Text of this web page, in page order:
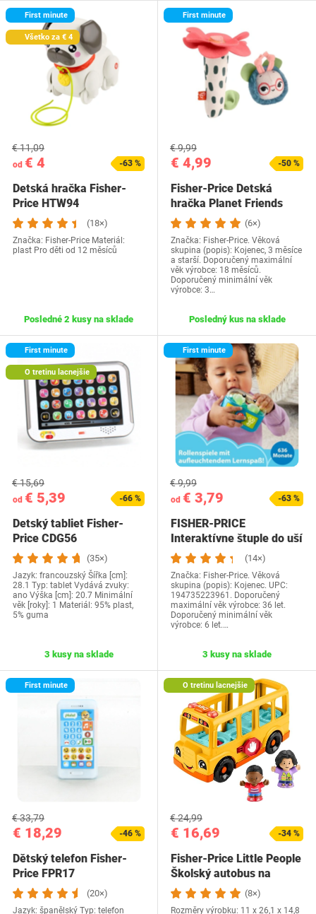
First minute
Všetko za € 4
od € 4
€ 11,09
-63 %
Detská hračka Fisher-
Price HTW94
(18×)
Značka: Fisher-Price Materiál:
plast Pro děti od 12 měsíců
Posledné 2 kusy na sklade
First minute
€ 4,99
€ 9,99
-50 %
Fisher-Price Detská
hračka Planet Friends
Senzorická…
(6×)
Značka: Fisher-Price. Věková
skupina (popis): Kojenec, 3 měsíce
a starší. Doporučený maximální
věk výrobce: 18 měsíců.
Doporučený minimální věk
výrobce: 3…
Posledný kus na sklade
First minute
O tretinu lacnejšie
od € 5,39
€ 15,69
-66 %
Detský tabliet Fisher-
Price CDG56
(35×)
Jazyk: francouzský Šířka [cm]:
28.1 Typ: tablet Vydává zvuky:
ano Výška [cm]: 20.7 Minimální
věk [roky]: 1 Materiál: 95% plast,
5% guma
3 kusy na sklade
First minute
od € 3,79
€ 9,99
-63 %
FISHER-PRICE
Interaktívne štuple do uší
s učebnými a…(14×)
Značka: Fisher-Price. Věková
skupina (popis): Kojenec. UPC:
194735223961. Doporučený
maximální věk výrobce: 36 let.
Doporučený minimální věk
výrobce: 6 let.…
3 kusy na sklade
First minute
€ 18,29
€ 33,79
-46 %
Dětský telefon Fisher-
Price FPR17
(20×)
Jazyk: španělský Typ: telefon
O tretinu lacnejšie
€ 16,69
€ 24,99
-34 %
Fisher-Price Little People
Školský autobus na
tlačenie pre… (8×)
Rozměry výrobku: 11 x 26,1 x 14,8